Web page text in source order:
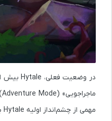
مهمی از چشم‌انداز اولیه Hytale بودند، اما هنوز زیرساخت‌ها و مینی‌گیم‌ها کامل نشده‌اند.